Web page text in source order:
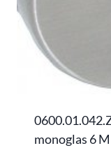
monoglas 6